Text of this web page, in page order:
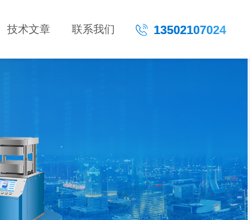
13502107024
技术文章 联系我们